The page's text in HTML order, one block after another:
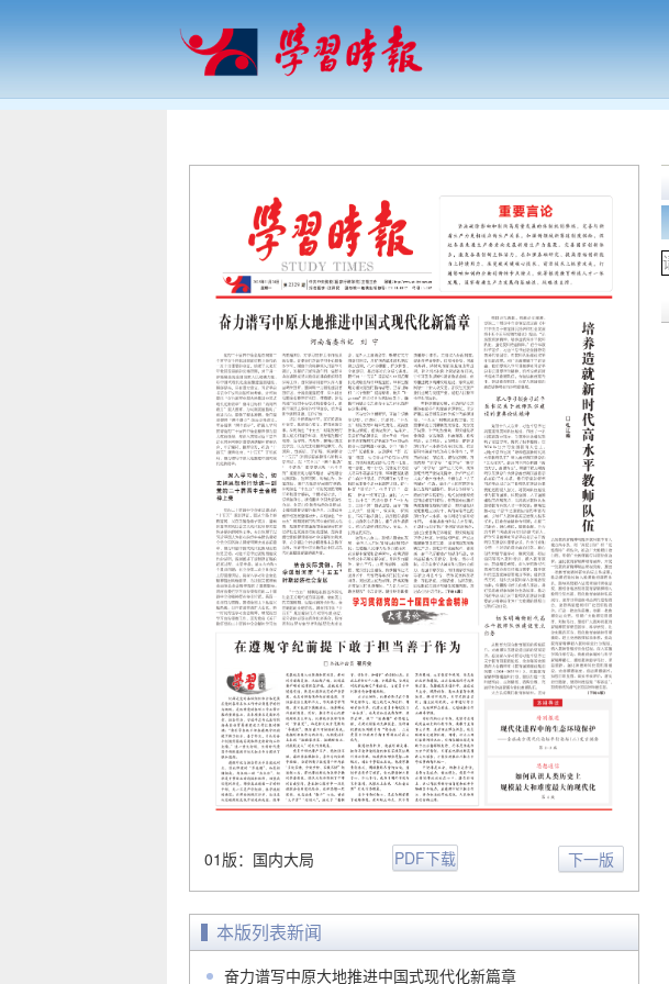
01版：国内大局 PDF下载 下一版
本版列表新闻
奋力谱写中原大地推进中国式现代化新篇章